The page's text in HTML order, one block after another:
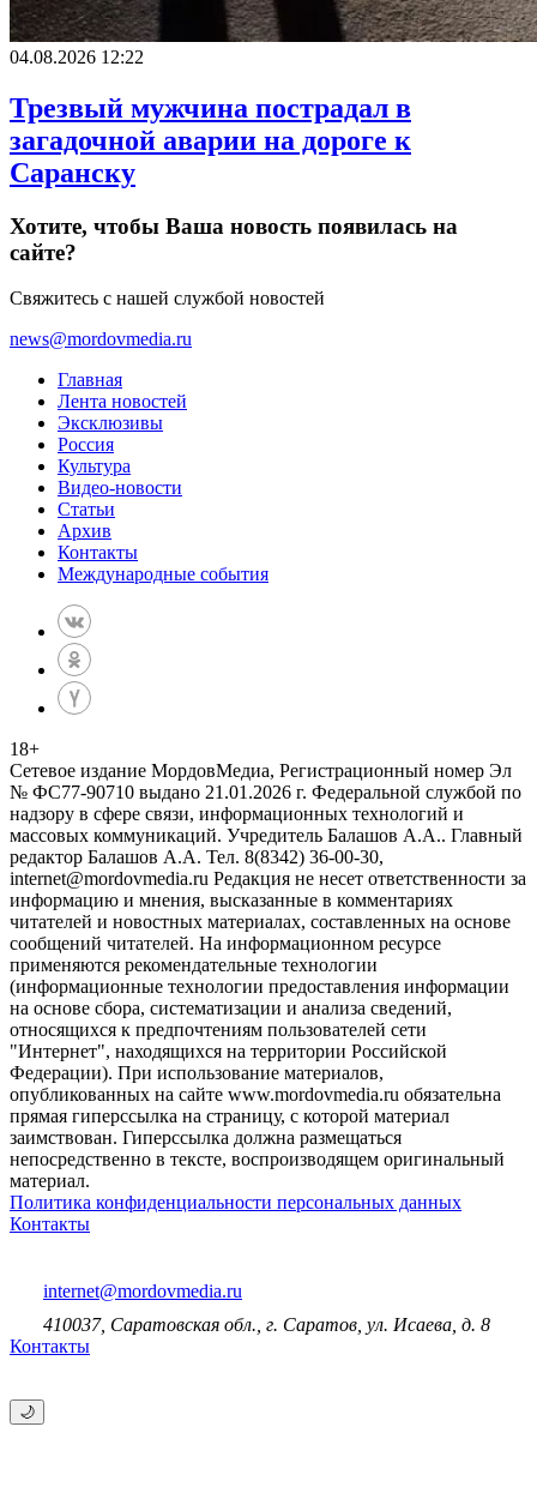
04.08.2026 12:22
Трезвый мужчина пострадал в
загадочной аварии на дороге к
Саранску
Хотите, чтобы Ваша новость появилась на
сайте?
Свяжитесь с нашей службой новостей
news@mordovmedia.ru
Главная
Лента новостей
Эксклюзивы
Россия
Культура
Видео-новости
Статьи
Архив
Контакты
Международные события
18+
Сетевое издание МордовМедиа, Регистрационный номер Эл
№ ФС77-90710 выдано 21.01.2026 г. Федеральной службой по
надзору в сфере связи, информационных технологий и
массовых коммуникаций. Учредитель Балашов А.А.. Главный
редактор Балашов А.А. Тел. 8(8342) 36-00-30,
internet@mordovmedia.ru Редакция не несет ответственности за
информацию и мнения, высказанные в комментариях
читателей и новостных материалах, составленных на основе
сообщений читателей. На информационном ресурсе
применяются рекомендательные технологии
(информационные технологии предоставления информации
на основе сбора, систематизации и анализа сведений,
относящихся к предпочтениям пользователей сети
"Интернет", находящихся на территории Российской
Федерации). При использование материалов,
опубликованных на сайте www.mordovmedia.ru обязательна
прямая гиперссылка на страницу, с которой материал
заимствован. Гиперссылка должна размещаться
непосредственно в тексте, воспроизводящем оригинальный
материал.
Политика конфиденциальности персональных данных
Контакты
internet@mordovmedia.ru
410037, Саратовская обл., г. Саратов, ул. Исаева, д. 8
Контакты
🌙